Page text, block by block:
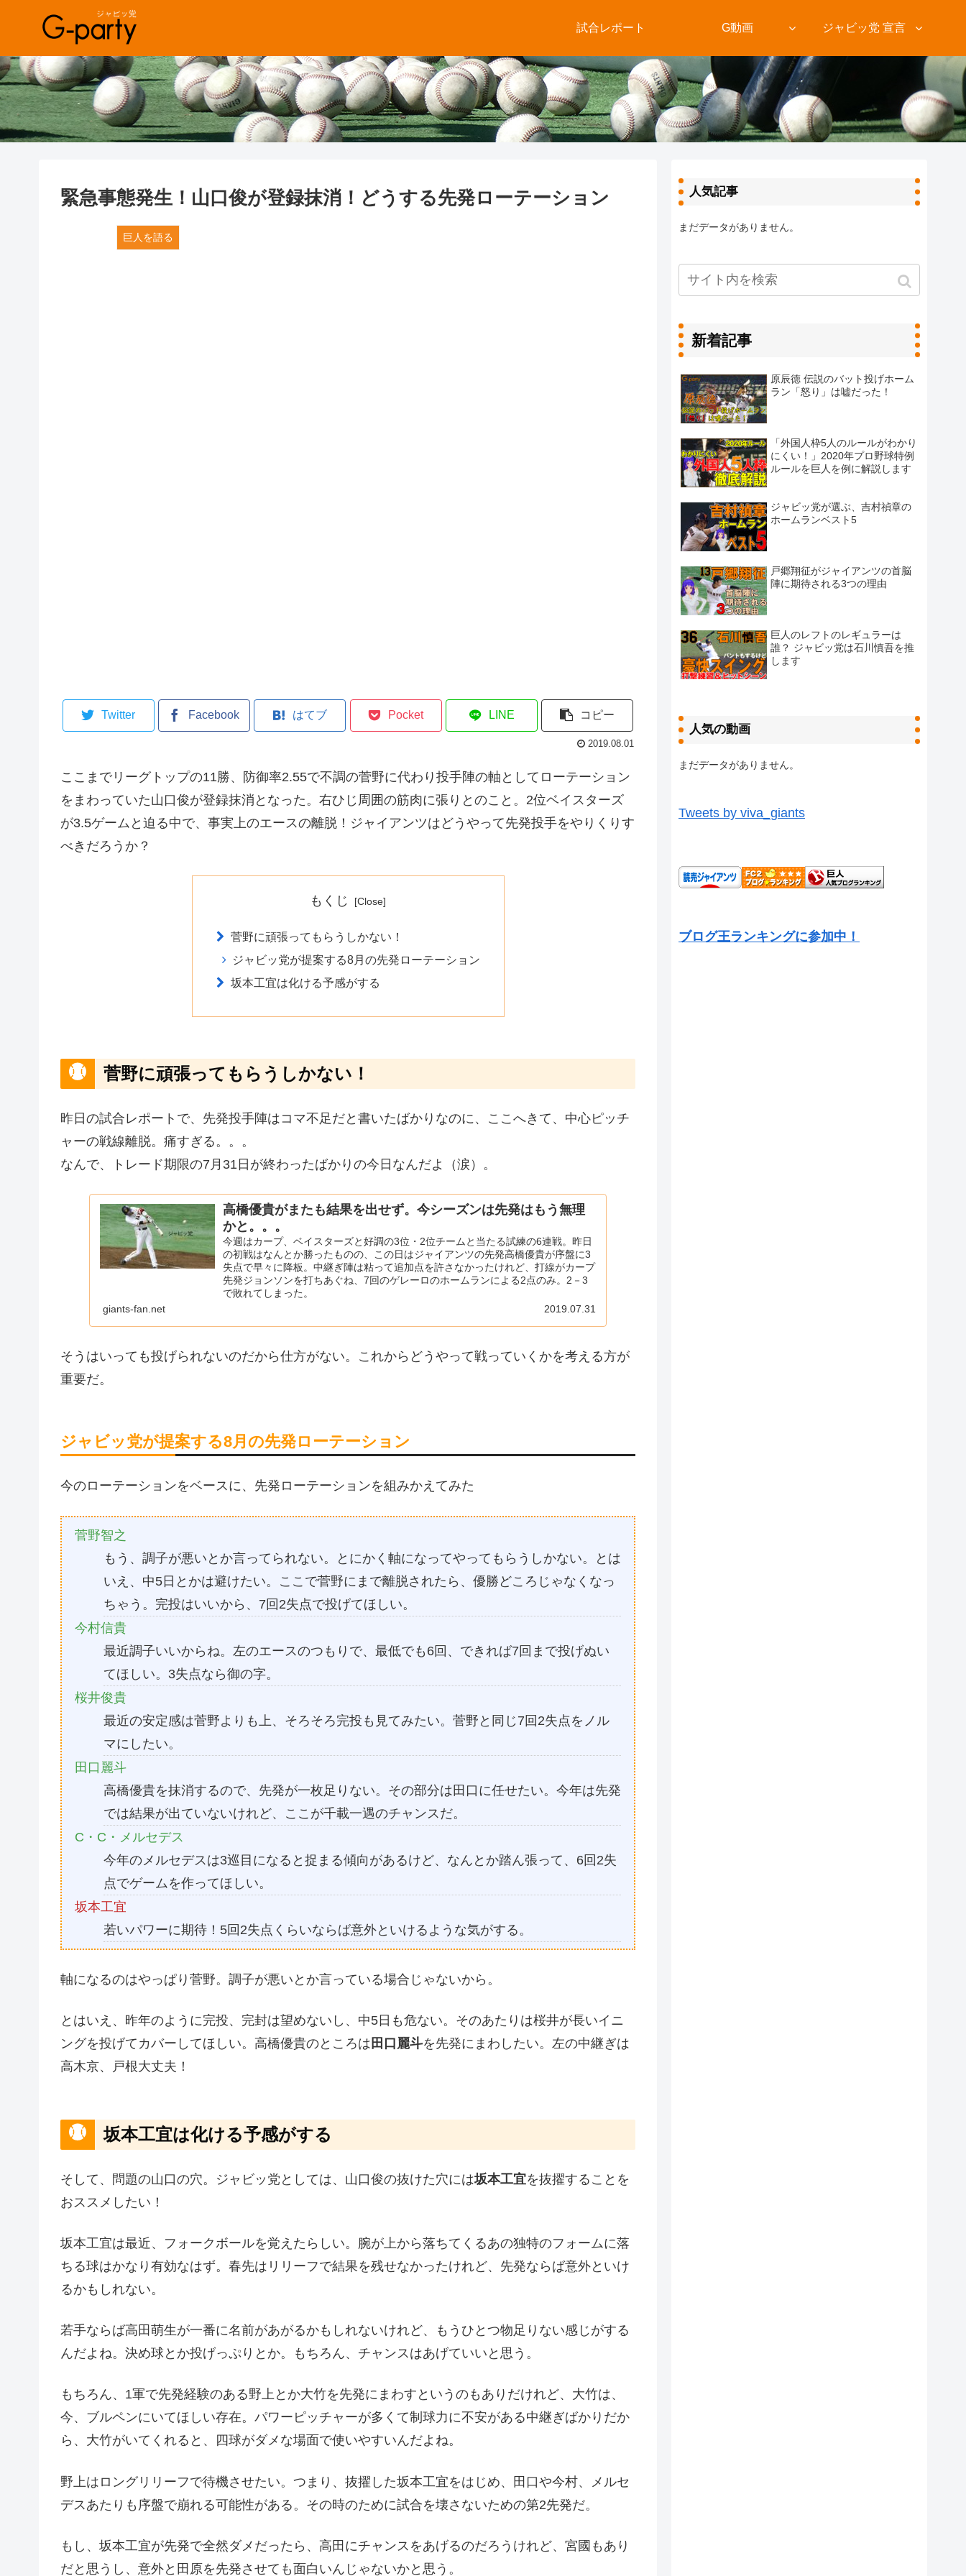
試合レポート G動画 ジャビッ党 宣言
緊急事態発生！山口俊が登録抹消！どうする先発ローテーション
巨人を語る
Twitter Facebook はてブ Pocket LINE コピー
2019.08.01
ここまでリーグトップの11勝、防御率2.55で不調の菅野に代わり投手陣の軸としてローテーション
をまわっていた山口俊が登録抹消となった。右ひじ周囲の筋肉に張りとのこと。2位ベイスターズ
が3.5ゲームと迫る中で、事実上のエースの離脱！ジャイアンツはどうやって先発投手をやりくりす
べきだろうか？
もくじ
菅野に頑張ってもらうしかない！
ジャビッ党が提案する8月の先発ローテーション
坂本工宜は化ける予感がする
菅野に頑張ってもらうしかない！
昨日の試合レポートで、先発投手陣はコマ不足だと書いたばかりなのに、ここへきて、中心ピッチ
ャーの戦線離脱。痛すぎる。。。
なんで、トレード期限の7月31日が終わったばかりの今日なんだよ（涙）。
高橋優貴がまたも結果を出せず。今シーズンは先発はもう無理
かと。。。
今週はカープ、ベイスターズと好調の3位・2位チームと当たる試練の6連戦。昨日
の初戦はなんとか勝ったものの、この日はジャイアンツの先発高橋優貴が序盤に3
失点で早々に降板。中継ぎ陣は粘って追加点を許さなかったけれど、打線がカープ
先発ジョンソンを打ちあぐね、7回のゲレーロのホームランによる2点のみ。2－3
で敗れてしまった。
giants-fan.net
2019.07.31
そうはいっても投げられないのだから仕方がない。これからどうやって戦っていくかを考える方が
重要だ。
ジャビッ党が提案する8月の先発ローテーション
今のローテーションをベースに、先発ローテーションを組みかえてみた
菅野智之
もう、調子が悪いとか言ってられない。とにかく軸になってやってもらうしかない。とは
いえ、中5日とかは避けたい。ここで菅野にまで離脱されたら、優勝どころじゃなくなっ
ちゃう。完投はいいから、7回2失点で投げてほしい。
今村信貴
最近調子いいからね。左のエースのつもりで、最低でも6回、できれば7回まで投げぬい
てほしい。3失点なら御の字。
桜井俊貴
最近の安定感は菅野よりも上、そろそろ完投も見てみたい。菅野と同じ7回2失点をノル
マにしたい。
田口麗斗
高橋優貴を抹消するので、先発が一枚足りない。その部分は田口に任せたい。今年は先発
では結果が出ていないけれど、ここが千載一遇のチャンスだ。
C・C・メルセデス
今年のメルセデスは3巡目になると捉まる傾向があるけど、なんとか踏ん張って、6回2失
点でゲームを作ってほしい。
坂本工宜
若いパワーに期待！5回2失点くらいならば意外といけるような気がする。
軸になるのはやっぱり菅野。調子が悪いとか言っている場合じゃないから。
とはいえ、昨年のように完投、完封は望めないし、中5日も危ない。そのあたりは桜井が長いイニ
ングを投げてカバーしてほしい。高橋優貴のところは 田口麗斗を先発にまわしたい。左の中継ぎは
高木京、戸根大丈夫！
坂本工宜は化ける予感がする
そして、問題の山口の穴。ジャビッ党としては、山口俊の抜けた穴には坂本工宜を抜擢することを
おススメしたい！
坂本工宜は最近、フォークボールを覚えたらしい。腕が上から落ちてくるあの独特のフォームに落
ちる球はかなり有効なはず。春先はリリーフで結果を残せなかったけれど、先発ならば意外といけ
るかもしれない。
若手ならば高田萌生が一番に名前があがるかもしれないけれど、もうひとつ物足りない感じがする
んだよね。決め球とか投げっぷりとか。もちろん、チャンスはあげていいと思う。
もちろん、1軍で先発経験のある野上とか大竹を先発にまわすというのもありだけれど、大竹は、
今、ブルペンにいてほしい存在。パワーピッチャーが多くて制球力に不安がある中継ぎばかりだか
ら、大竹がいてくれると、四球がダメな場面で使いやすいんだよね。
野上はロングリリーフで待機させたい。つまり、抜擢した坂本工宜をはじめ、田口や今村、メルセ
デスあたりも序盤で崩れる可能性がある。その時のために試合を壊さないための第2先発だ。
もし、坂本工宜が先発で全然ダメだったら、高田にチャンスをあげるのだろうけれど、宮國もあり
だと思うし、意外と田原を先発させても面白いんじゃないかと思う。
人気記事
まだデータがありません。
新着記事
原辰徳 伝説のバット投げホーム
ラン「怒り」は嘘だった！
「外国人枠5人のルールがわかり
にくい！」2020年プロ野球特例
ルールを巨人を例に解説します
ジャビッ党が選ぶ、吉村禎章の
ホームランベスト5
戸郷翔征がジャイアンツの首脳
陣に期待される3つの理由
巨人のレフトのレギュラーは
誰？ ジャビッ党は石川慎吾を推
します
人気の動画
まだデータがありません。
Tweets by viva_giants
ブログ王ランキングに参加中！